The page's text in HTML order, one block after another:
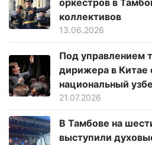
коллективов
13.06.2026
Под управлением
дирижера в Китае
национальный
21.07.2026
В Тамбове на
выступили